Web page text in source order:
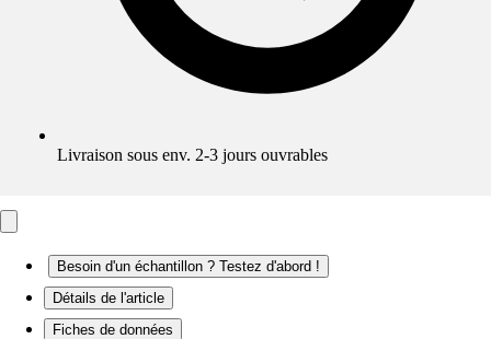
Livraison sous env. 2-3 jours ouvrables
Besoin d'un échantillon ? Testez d'abord !
Détails de l'article
Fiches de données